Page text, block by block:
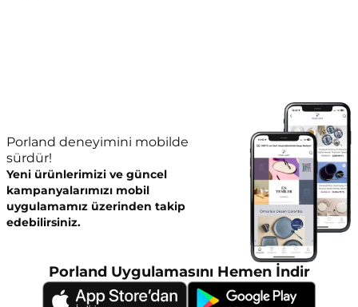
Porland deneyimini mobilde
sürdür!
Yeni ürünlerimizi ve güncel
kampanyalarımızı mobil
uygulamamız üzerinden takip
edebilirsiniz.
Porland Uygulamasını Hemen İndir